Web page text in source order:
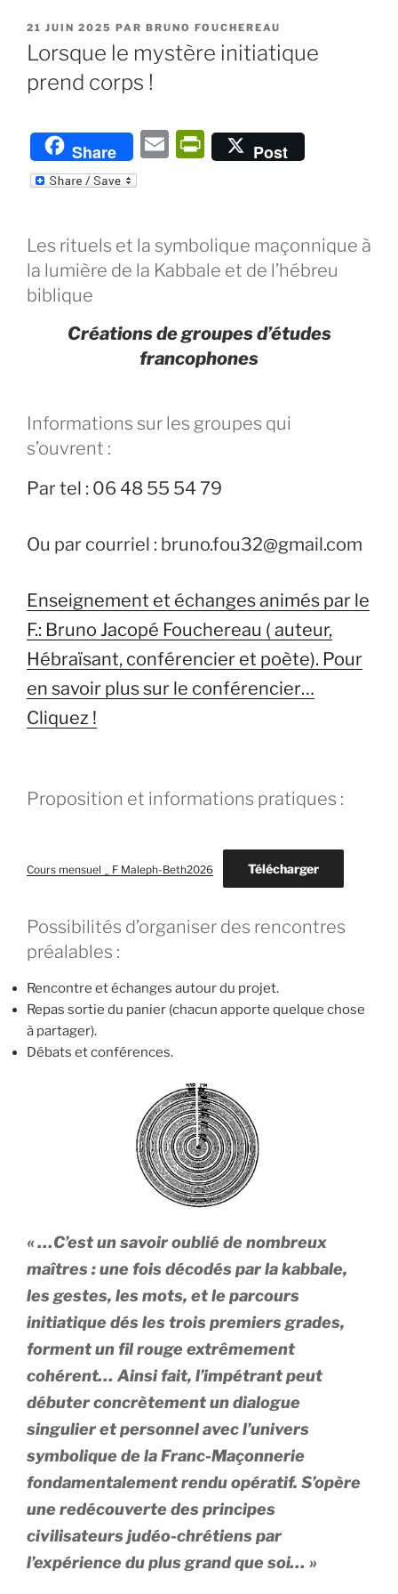
PUBLIÉ
LE
21 JUIN 2025 PAR BRUNO FOUCHEREAU
Lorsque le mystère initiatique
prend corps !
Share
E
P
ri
Fr
ie
n
y
Post
Les rituels et la symbolique maçonnique à
la lumière de la Kabbale et de l’hébreu
biblique
Créations de groupes d’études
francophones
Informations sur les groupes qui
s’ouvrent :
Par tel : 06 48 55 54 79
Ou par courriel : bruno.fou32@gmail.com
Enseignement et échanges animés par le
F.: Bruno Jacopé Fouchereau ( auteur,
Hébraïsant, conférencier et poète). Pour
en savoir plus sur le conférencier…
Cliquez !
Proposition et informations pratiques :
Cours mensuel _ F Maleph-Beth2026 Télécharger
Possibilités d’organiser des rencontres
préalables :
Rencontre et échanges autour du projet.
Repas sortie du panier (chacun apporte quelque chose
à partager).
Débats et conférences.
« …C’est un savoir oublié de nombreux
maîtres : une fois décodés par la kabbale,
les gestes, les mots, et le parcours
initiatique dés les trois premiers grades,
forment un fil rouge extrêmement
cohérent… Ainsi fait, l’impétrant peut
débuter concrètement un dialogue
singulier et personnel avec l’univers
symbolique de la Franc-Maçonnerie
fondamentalement rendu opératif. S’opère
une redécouverte des principes
civilisateurs judéo-chrétiens par
l’expérience du plus grand que soi… »